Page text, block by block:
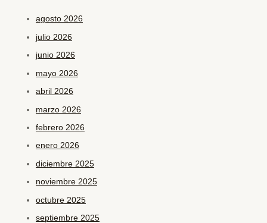
agosto 2026
julio 2026
junio 2026
mayo 2026
abril 2026
marzo 2026
febrero 2026
enero 2026
diciembre 2025
noviembre 2025
octubre 2025
septiembre 2025